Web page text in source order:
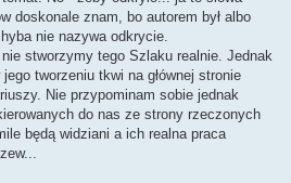
doskonale znam, bo autorem był albo
nie nazywa odkrycie.
stworzymy tego Szlaku realnie. Jednak
tworzeniu tkwi na głównej stronie
Nie przypominam sobie jednak
do nas ze strony rzeczonych
będą widziani a ich realna praca